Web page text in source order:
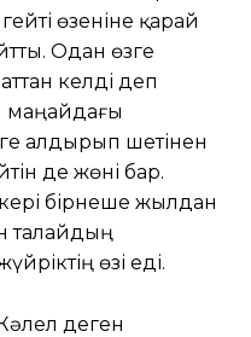
өзеніне қарай
Одан өзге
келді деп
маңайдағы
алдырып шетінен
де жөні бар.
бірнеше жылдан
талайдың
өзі еді.
деген